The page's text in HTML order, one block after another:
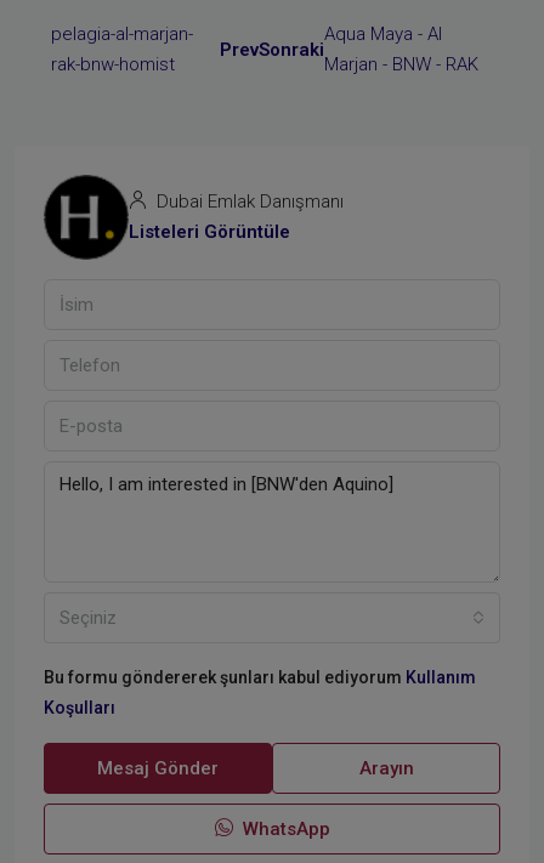
PrevSonraki
Dubai Emlak Danışmanı
Listeleri Görüntüle
Seçiniz
Bu formu göndererek şunları kabul ediyorum Kullanım
Koşulları
Mesaj Gönder Arayın
WhatsApp